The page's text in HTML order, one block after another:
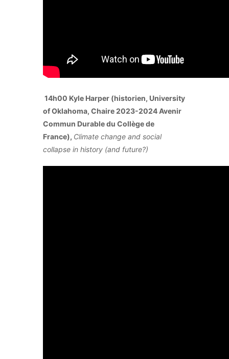
14h00 Kyle Harper (historien, University
of Oklahoma, Chaire 2023-2024 Avenir
Commun Durable du Collège de
France), Climate change and social
collapse in history (and future?)